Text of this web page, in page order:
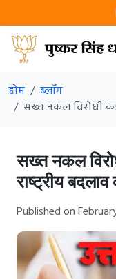
होम
ब्लॉग
सख्त नकल विरोधी
सख्त नकल
राष्ट्रीय
Published on